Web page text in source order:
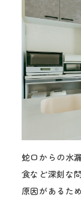
蛇口からの水
食など深刻な
原因があるた